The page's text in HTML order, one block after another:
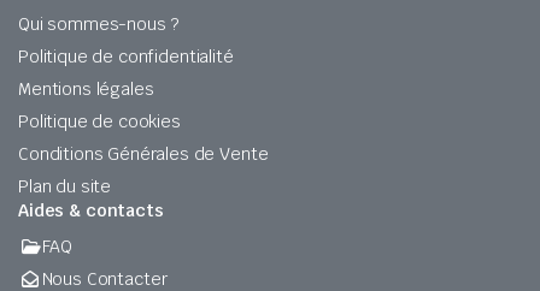
Qui sommes-nous ?
Politique de confidentialité
Mentions légales
Politique de cookies
Conditions Générales de Vente
Plan du site
Aides & contacts
FAQ
Nous Contacter